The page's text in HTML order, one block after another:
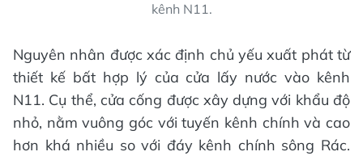
kênh N11.
Nguyên nhân được xác định chủ yếu xuất phát từ
thiết kế bất hợp lý của cửa lấy nước vào kênh
N11. Cụ thể, cửa cống được xây dựng với khẩu độ
nhỏ, nằm vuông góc với tuyến kênh chính và cao
hơn khá nhiều so với đáy kênh chính sông Rác.